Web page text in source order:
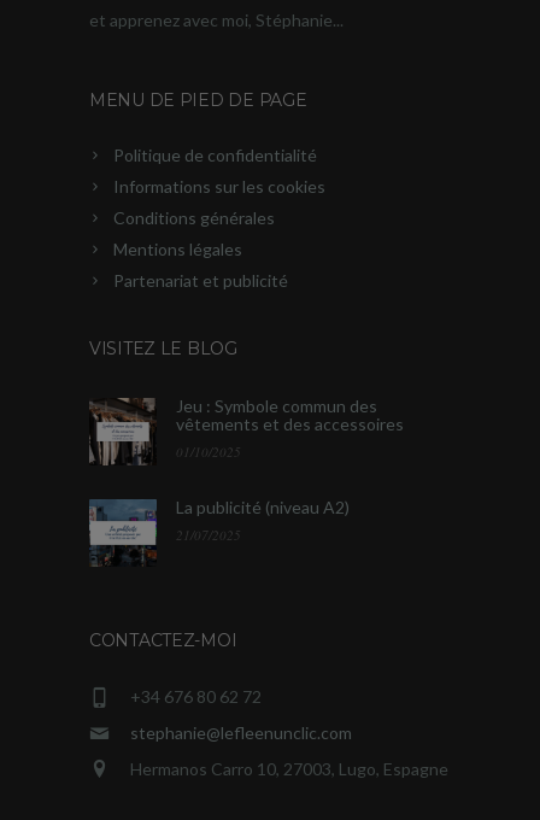
et apprenez avec moi, Stéphanie...
MENU DE PIED DE PAGE
Politique de confidentialité
Informations sur les cookies
Conditions générales
Mentions légales
Partenariat et publicité
VISITEZ LE BLOG
Jeu : Symbole commun des
vêtements et des accessoires
01/10/2025
La publicité (niveau A2)
21/07/2025
CONTACTEZ-MOI
+34 676 80 62 72
stephanie@lefleenunclic.com
Hermanos Carro 10, 27003, Lugo, Espagne